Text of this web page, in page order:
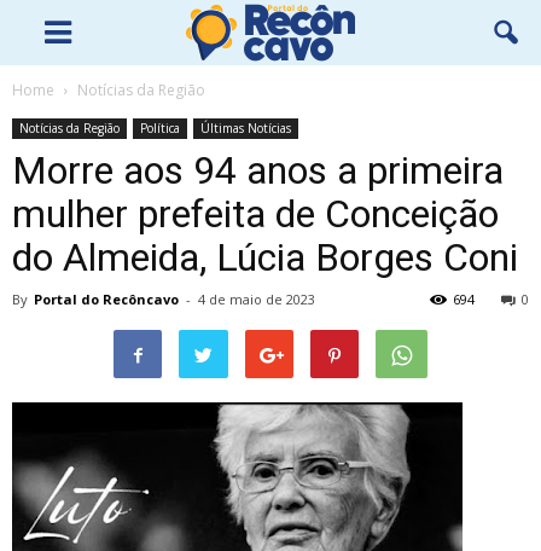
Home Notícias da Região
Notícias da Região Política Últimas Notícias
Morre aos 94 anos a primeira
mulher prefeita de Conceição
do Almeida, Lúcia Borges Coni
By Portal do Recôncavo - 4 de maio de 2023 0
694